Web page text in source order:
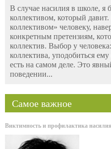
Самое важное
Виктимность и профилактика насилия
В случае насилия в школе, я
коллективом, который
коллективом» человеку,
конкретным претензиям,
коллектив. Выбор у
коллектива, уподобиться
есть на самом деле. Это
поведении...